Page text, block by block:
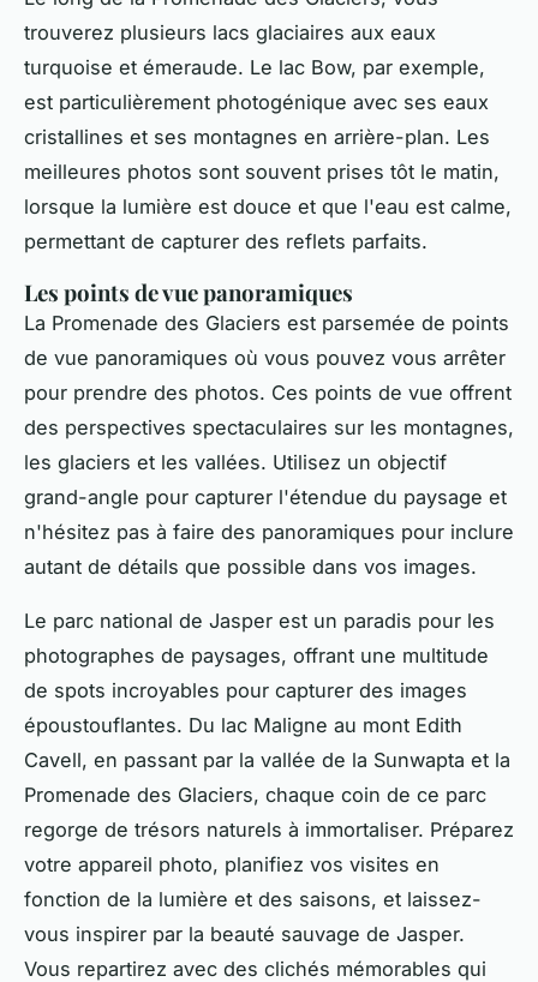
trouverez plusieurs lacs glaciaires aux eaux
turquoise et émeraude. Le lac Bow, par exemple,
est particulièrement photogénique avec ses eaux
cristallines et ses montagnes en arrière-plan. Les
meilleures photos sont souvent prises tôt le matin,
lorsque la lumière est douce et que l'eau est calme,
permettant de capturer des reflets parfaits.
Les points de vue panoramiques
La Promenade des Glaciers est parsemée de points
de vue panoramiques où vous pouvez vous arrêter
pour prendre des photos. Ces points de vue offrent
des perspectives spectaculaires sur les montagnes,
les glaciers et les vallées. Utilisez un objectif
grand-angle pour capturer l'étendue du paysage et
n'hésitez pas à faire des panoramiques pour inclure
autant de détails que possible dans vos images.
Le parc national de Jasper est un paradis pour les
photographes de paysages, offrant une multitude
de spots incroyables pour capturer des images
époustouflantes. Du lac Maligne au mont Edith
Cavell, en passant par la vallée de la Sunwapta et la
Promenade des Glaciers, chaque coin de ce parc
regorge de trésors naturels à immortaliser. Préparez
votre appareil photo, planifiez vos visites en
fonction de la lumière et des saisons, et laissez-
vous inspirer par la beauté sauvage de Jasper.
Vous repartirez avec des clichés mémorables qui